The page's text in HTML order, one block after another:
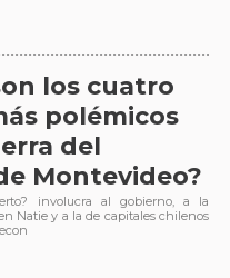
los cuatro
polémicos
del
Montevideo?
involucra al gobierno, a la
Natie y a la de capitales chilenos